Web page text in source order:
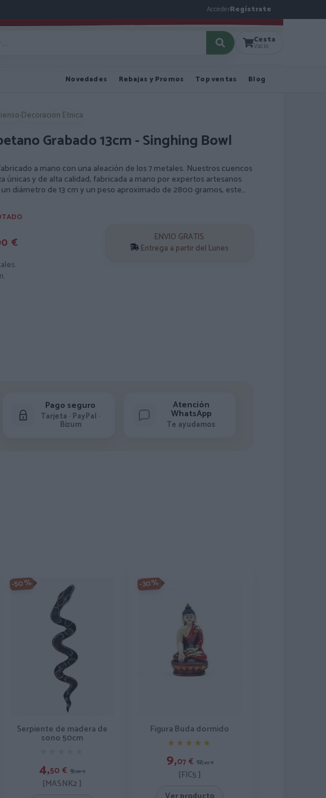
AccederRegístrate
Cesta
Vacío
Novedades Rebajas y Promos Top ventas Blog
Decoración Etnica
Grabado 13cm - Singhing Bowl
a mano con una aleación de los 7 metales. Nuestros cuencos
únicas y de alta calidad, fabricada a mano por expertos artesanos
diámetro de 13 cm y un peso aproximado de 2800 gramos, este
sonido armonioso y relajante al ser tocado con el stick que se
acompañado de una almohada para que puedas colocarlo sobre
un precioso objeto decorativo ritual además de para obtener el
Tiene un acabado envejecido grabado con símbolos tibetanos y
perfectamente su fabricación artesanal a base de martillear
en una excelente opción para la meditación, la relajación y la
ENVIO GRATIS
Entrega a partir del Lunes
€
Pago seguro
Tarjeta · PayPal ·
Bizum
Atención
WhatsApp
Te ayudamos
-50%
Serpiente de madera de
sono 50cm
4,50 € 9,00 €
[MASNK2 ]
-30%
Figura Buda dormido
★★★★★
★★★★★
9,07 € 12,95 €
[FIC5 ]